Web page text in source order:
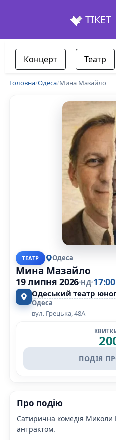
ТІКЕТ
Концерт Театр
Головна/Одеса/Мина Мазайло
ТЕАТР Одеса
Мина Мазайло
19 липня 2026 НД 17:00
Одеський театр
Одеса
вул. Грецька, 48А
ПОДІЯ
Про подію
Сатирична комедія Миколи
антрактом.